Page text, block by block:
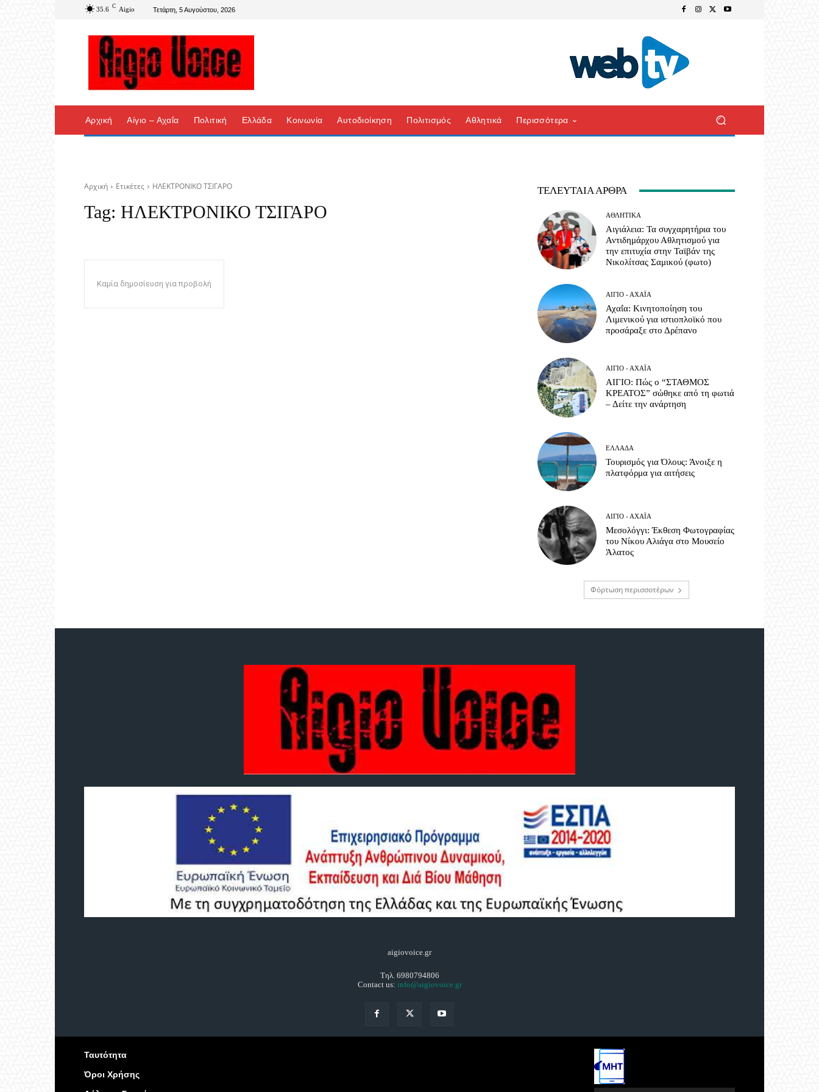
35.6 C Aigio Τετάρτη, 5 Αυγούστου, 2026
Αρχική Αίγιο – Αχαΐα Πολιτική Ελλάδα Κοινωνία Αυτοδιοίκηση Πολιτισμός Αθλητικά Περισσότερα
Αρχική Ετικέτες ΗΛΕΚΤΡΟΝΙΚΟ ΤΣΙΓΑΡΟ
Tag: ΗΛΕΚΤΡΟΝΙΚΟ ΤΣΙΓΑΡΟ
Καμία δημοσίευση για προβολή
ΤΕΛΕΥΤΑΊΑ ΆΡΘΡΑ
ΑΘΛΗΤΙΚΆ
Αιγιάλεια: Τα συγχαρητήρια του
Αντιδημάρχου Αθλητισμού για
την επιτυχία στην Ταϊβάν της
Νικολίτσας Σαμικού (φωτο)
ΑΊΓΙΟ - ΑΧΑΪ́Α
Αχαΐα: Κινητοποίηση του
Λιμενικού για ιστιοπλοϊκό που
προσάραξε στο Δρέπανο
ΑΊΓΙΟ - ΑΧΑΪ́Α
ΑΙΓΙΟ: Πώς ο “ΣΤΑΘΜΟΣ
ΚΡΕΑΤΟΣ” σώθηκε από τη φωτιά
– Δείτε την ανάρτηση
ΕΛΛΆΔΑ
Τουρισμός για Όλους: Άνοιξε η
πλατφόρμα για αιτήσεις
ΑΊΓΙΟ - ΑΧΑΪ́Α
Μεσολόγγι: Έκθεση Φωτογραφίας
του Νίκου Αλιάγα στο Μουσείο
Άλατος
Φόρτωση περισσοτέρων
aigiovoice.gr
Τηλ. 6980794806
Contact us: info@aigiovoice.gr
Ταυτότητα
Όροι Χρήσης